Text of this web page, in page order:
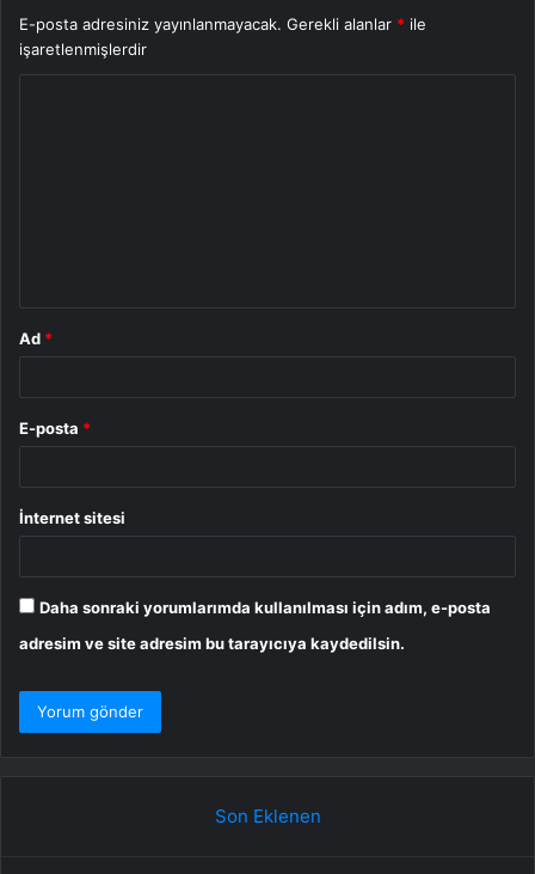
E-posta adresiniz yayınlanmayacak. Gerekli alanlar * ile
işaretlenmişlerdir
Ad *
E-posta *
İnternet sitesi
Daha sonraki yorumlarımda kullanılması için adım, e-posta
adresim ve site adresim bu tarayıcıya kaydedilsin.
Son Eklenen